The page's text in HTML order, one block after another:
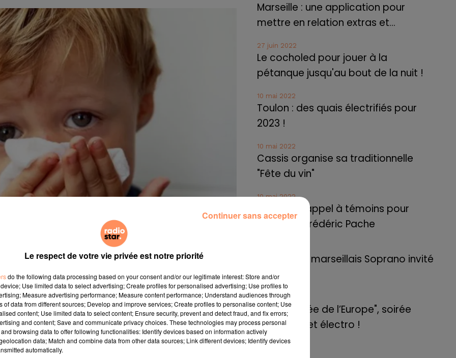
à l'approche de la période hivernale, comment
tête auquel sont confrontés tout aussi bien parents,
Certains symptômes déclenchés par le coronavirus
que contractent régulièrement les enfants.
présente des symptômes, il est évincé de l’école et doit
jours",explique Guislaine David, secrétaire générale du
évocateurs, le protocole sanitaire mis en place
Marseille : une application pour
mettre en relation extras et...
27 juin 2022
Le cocholed pour jouer à la
pétanque jusqu'au bout de la nuit !
10 mai 2022
Toulon : des quais électrifiés pour
2023 !
10 mai 2022
Cassis organise sa traditionnelle
"Fête du vin"
10 mai 2022
Marseille : appel à témoins pour
retrouver Frédéric Pache
Le rappeur marseillais Soprano invité
de E=M6
8 mai 2022
Aix : "Journée de l’Europe", soirée
danse et set électro !
Le respect de votre vie privée est notre priorité
do the following data processing based on your consent and/or our legitimate interest: Store and/or
Use limited data to select advertising; Create profiles for personalised advertising; Use profiles to
Measure advertising performance; Measure content performance; Understand audiences through
of data from different sources; Develop and improve services; Create profiles to personalise content; Use
content; Use limited data to select content; Ensure security, prevent and detect fraud, and fix errors;
and content; Save and communicate privacy choices. These technologies may process personal
browsing data to offer following functionalities: Identify devices based on information actively
data; Match and combine data from other data sources; Link different devices; Identify devices
automatically.
Continuer sans accepter